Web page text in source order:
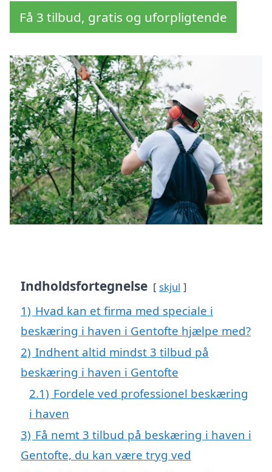
Få 3 tilbud, gratis og uforpligtende
Indholdsfortegnelse skjul
1) Hvad kan et firma med speciale i
beskæring i haven i Gentofte hjælpe med?
2) Indhent altid mindst 3 tilbud på
beskæring i haven i Gentofte
2.1) Fordele ved professionel beskæring
i haven
3) Få nemt 3 tilbud på beskæring i haven i
Gentofte, du kan være tryg ved